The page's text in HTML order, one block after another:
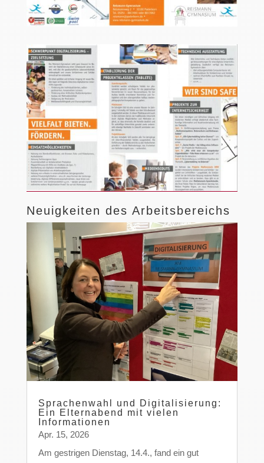
Neuigkeiten des Arbeitsbereichs
Sprachenwahl und Digitalisierung:
Ein Elternabend mit vielen
Informationen
Apr. 15, 2026
Am gestrigen Dienstag, 14.4., fand ein gut